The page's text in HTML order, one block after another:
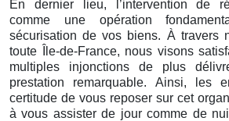
En dernier lieu, l’intervention de
comme une opération
sécurisation de vos biens. À travers
toute Île-de-France, nous visons
multiples injonctions de plus
prestation remarquable. Ainsi, les
certitude de vous reposer sur cet
à vous assister de jour comme de